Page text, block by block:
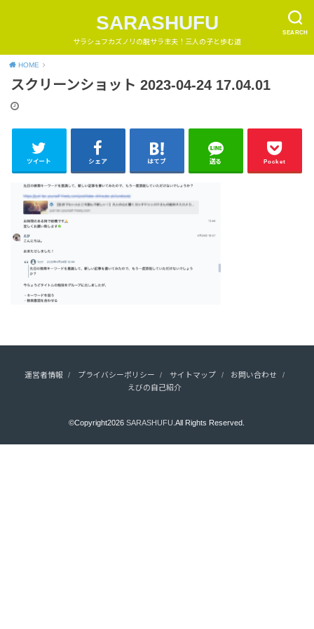
SEARCH
SARASHUFU
サラシュフカズノリの脱サラ主夫！三人の子と歩む道
HOME
スクリーンショット 2023-04-24 17.04.01
ツイート シェア はてブ 送る Pocket
運営者情報 プライバシーポリシー サイトマップ
お問い合わせ
えびの自己紹介
©Copyright2026SARASHUFU.All Rights Reserved.